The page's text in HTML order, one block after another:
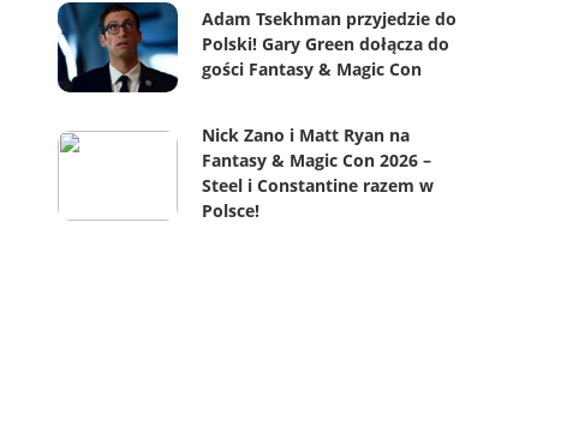
Adam Tsekhman przyjedzie do
Polski! Gary Green dołącza do
gości Fantasy & Magic Con
Nick Zano i Matt Ryan na
Fantasy & Magic Con 2026 –
Steel i Constantine razem w
Polsce!